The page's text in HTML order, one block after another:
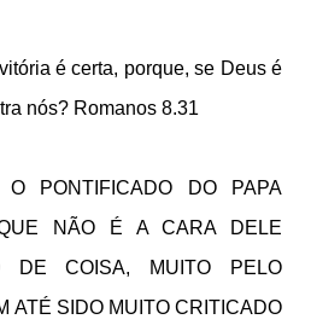
é certa, porque, se Deus é
nós? Romanos 8.31
O PONTIFICADO DO PAPA
NÃO É A CARA DELE
DE COISA, MUITO PELO
ATÉ SIDO MUITO CRITICADO